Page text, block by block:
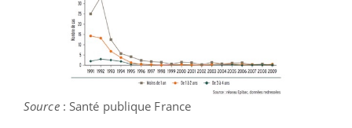
Source: Santé publique France